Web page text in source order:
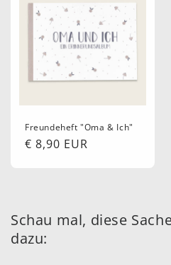
Freundeheft "Oma & Ich"
Normaler
€ 8,90 EUR
Schau mal, diese
dazu: